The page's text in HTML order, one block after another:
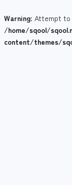
Warning: Attempt to
/home/sqool/
content/themes/